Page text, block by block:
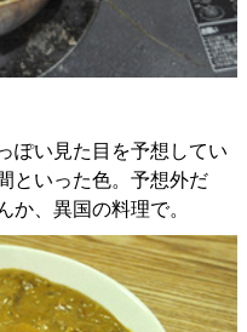
ぽい見た目を予想してい
といった色。予想外だ
か、異国の料理で。